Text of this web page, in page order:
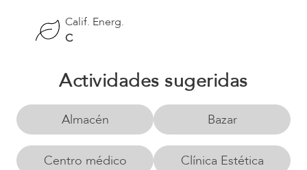
Calif. Energ.
C
Actividades sugeridas
Almacén Bazar
Centro médico Clínica Estética